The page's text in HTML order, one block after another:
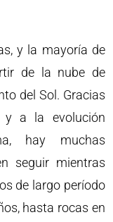
y la mayoría de
de la nube de
del Sol. Gracias
y a la evolución
hay muchas
seguir mientras
de largo período
hasta rocas en